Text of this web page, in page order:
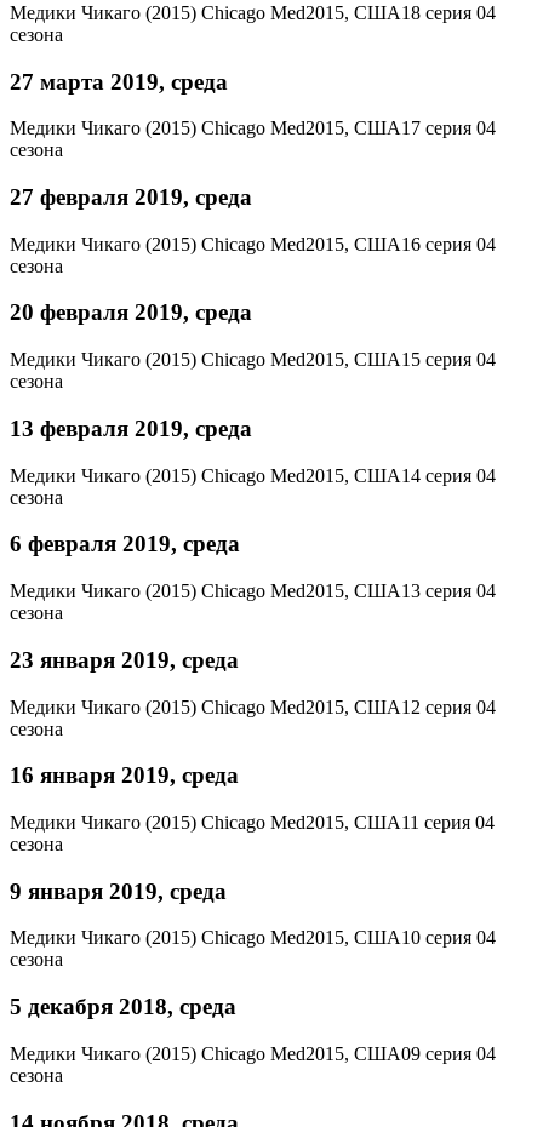
Медики Чикаго (2015) Chicago Med2015, США18 серия 04
сезона
27 марта 2019, среда
Медики Чикаго (2015) Chicago Med2015, США17 серия 04
сезона
27 февраля 2019, среда
Медики Чикаго (2015) Chicago Med2015, США16 серия 04
сезона
20 февраля 2019, среда
Медики Чикаго (2015) Chicago Med2015, США15 серия 04
сезона
13 февраля 2019, среда
Медики Чикаго (2015) Chicago Med2015, США14 серия 04
сезона
6 февраля 2019, среда
Медики Чикаго (2015) Chicago Med2015, США13 серия 04
сезона
23 января 2019, среда
Медики Чикаго (2015) Chicago Med2015, США12 серия 04
сезона
16 января 2019, среда
Медики Чикаго (2015) Chicago Med2015, США11 серия 04
сезона
9 января 2019, среда
Медики Чикаго (2015) Chicago Med2015, США10 серия 04
сезона
5 декабря 2018, среда
Медики Чикаго (2015) Chicago Med2015, США09 серия 04
сезона